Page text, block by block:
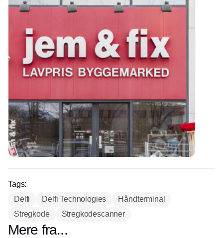
Tags:
Delfi
Delfi Technologies
Håndterminal
Stregkode
Stregkodescanner
Mere fra...